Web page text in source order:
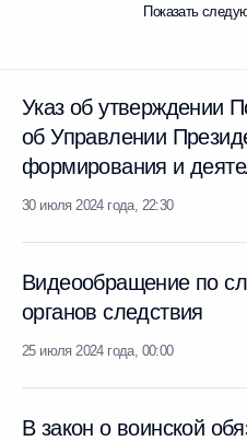
Показать
Указ об утверждении
об Управлении
формирования и
30 июля 2024 года, 22:30
Видеообращение по
органов следствия
25 июля 2024 года, 00:00
В закон о воинской